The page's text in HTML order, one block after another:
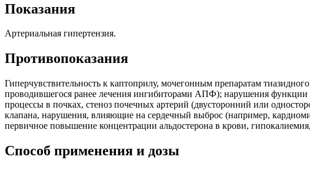
Показания
Артериальная гипертензия.
Противопоказания
Гиперчувствительность к каптоприлу, мочегонным препаратам
проводившегося ранее лечения ингибиторами АПФ); нарушения
процессы в почках, стеноз почечных артерий (двусторонний или
клапана, нарушения, влияющие на сердечный выброс (например,
первичное повышение концентрации альдостерона в крови,
Способ применения и дозы